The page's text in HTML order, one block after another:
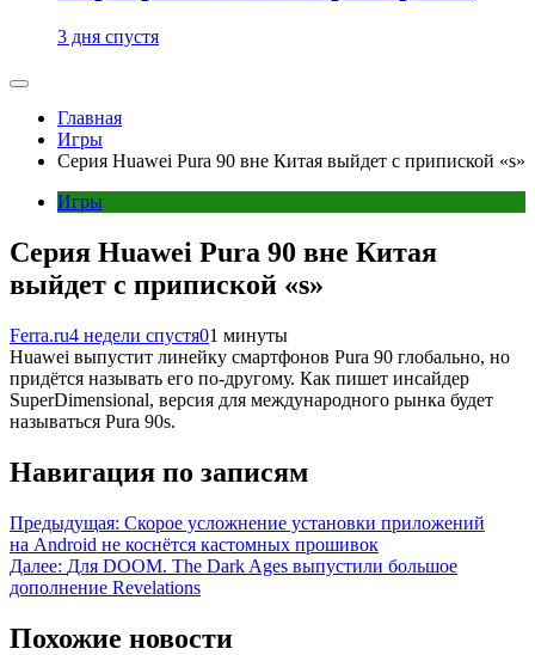
3 дня спустя
Главная
Игры
Серия Huawei Pura 90 вне Китая выйдет с припиской «s»
Игры
Серия Huawei Pura 90 вне Китая
выйдет с припиской «s»
Ferra.ru4 недели спустя01 минуты
Huawei выпустит линейку смартфонов Pura 90 глобально, но
придётся называть его по-другому. Как пишет инсайдер
SuperDimensional, версия для международного рынка будет
называться Pura 90s.
Навигация по записям
Предыдущая: Скорое усложнение установки приложений
на Android не коснётся кастомных прошивок
Далее: Для DOOM. The Dark Ages выпустили большое
дополнение Revelations
Похожие новости